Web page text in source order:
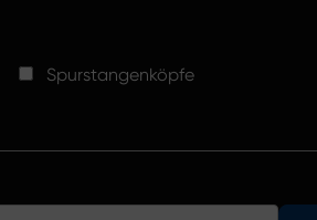
Spurstangenköpfe